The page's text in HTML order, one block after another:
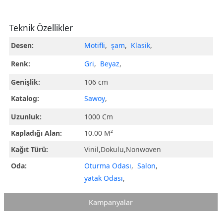
Teknik Özellikler
Desen: Motifli, şam, Klasik,
Renk:
Gri, Beyaz,
Genişlik:
106 cm
Katalog:
Sawoy,
Uzunluk:
1000 Cm
Kapladığı Alan:
10.00 M²
Kağıt Türü:
Vinil,Dokulu,Nonwoven
Oda:
Oturma Odası, Salon,
yatak Odası,
Kampanyalar